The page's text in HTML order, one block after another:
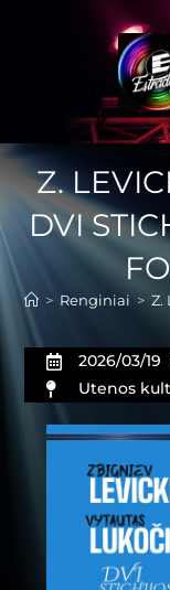
Z.
DVI
> Renginiai > Z.
2026/03/19
Utenos